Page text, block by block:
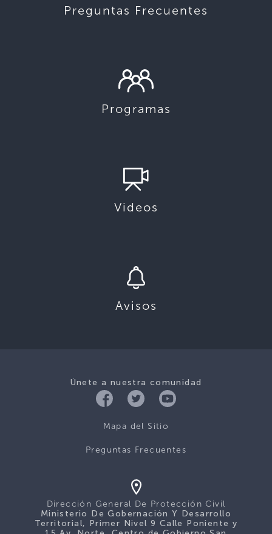
Preguntas Frecuentes
Programas
Videos
Avisos
Únete a nuestra comunidad
Mapa del Sitio
Preguntas Frecuentes
Dirección General De Protección Civil
Ministerio De Gobernación Y Desarrollo
Territorial, Primer Nivel 9 Calle Poniente y